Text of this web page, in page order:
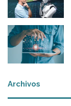
Archivos